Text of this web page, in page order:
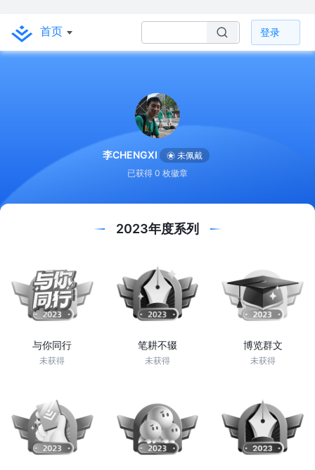
首页 登录
李CHENGXI
未佩戴
已获得 0 枚徽章
2023年度系列
与你同行
未获得
笔耕不辍
未获得
博览群文
未获得